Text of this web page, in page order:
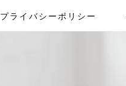
プライバシーポリシー